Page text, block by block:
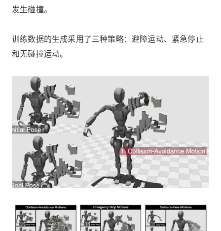
发生碰撞。
训练数据的生成采用了三种策略：避障运动、紧急停止
和无碰撞运动。